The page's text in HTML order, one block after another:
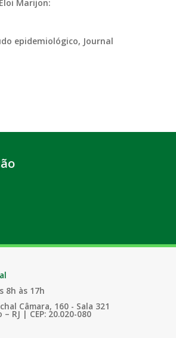
Marijon:
epidemiológico, Journal
8h às 17h
Câmara, 160 - Sala 321
RJ | CEP: 20.020-080